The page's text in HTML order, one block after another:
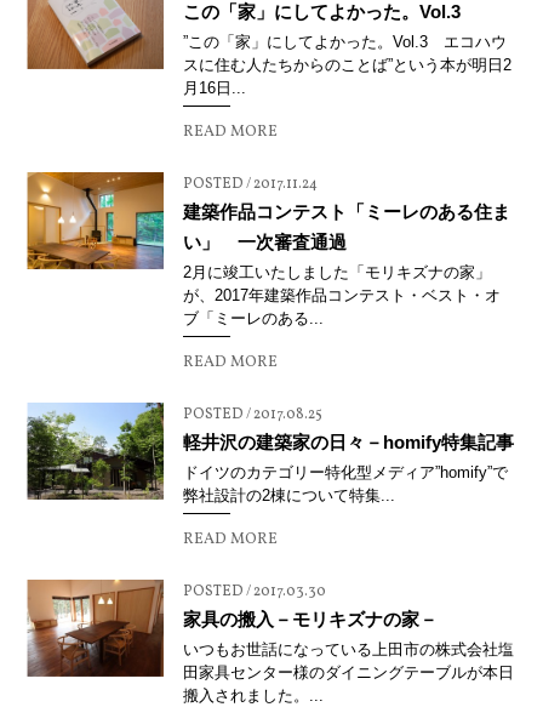
この「家」にしてよかった。Vol.3
”この「家」にしてよかった。Vol.3 エコハウ
スに住む人たちからのことば”という本が明日2
月16日...
READ MORE
POSTED / 2017.11.24
建築作品コンテスト「ミーレのある住ま
い」 一次審査通過
2月に竣工いたしました「モリキズナの家」
が、2017年建築作品コンテスト・ベスト・オ
ブ「ミーレのある...
READ MORE
POSTED / 2017.08.25
軽井沢の建築家の日々－homify特集記事
ドイツのカテゴリー特化型メディア”homify”で
弊社設計の2棟について特集...
READ MORE
POSTED / 2017.03.30
家具の搬入－モリキズナの家－
いつもお世話になっている上田市の株式会社塩
田家具センター様のダイニングテーブルが本日
搬入されました。...